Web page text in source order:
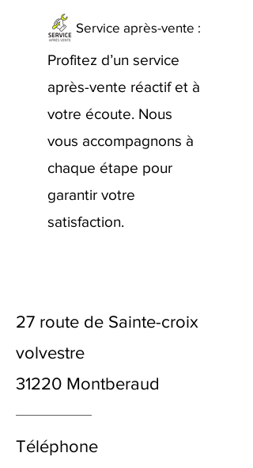
Service après-vente :
Profitez d’un service
après-vente réactif et à
votre écoute. Nous
vous accompagnons à
chaque étape pour
garantir votre
satisfaction.
27 route de Sainte-croix
volvestre
31220 Montberaud
Téléphone